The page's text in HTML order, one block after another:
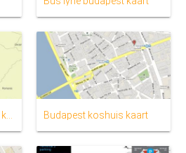
Budapest koshuis kaart